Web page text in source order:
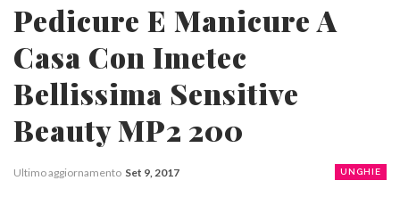
Pedicure E Manicure A
Casa Con Imetec
Bellissima Sensitive
Beauty MP2 200
UNGHIE
Ultimo aggiornamento Set 9, 2017